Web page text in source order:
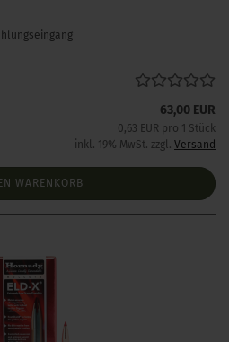
63,00 EUR
0,63 EUR pro 1 Stück
inkl. 19% MwSt. zzgl. Versand
WARENKORB